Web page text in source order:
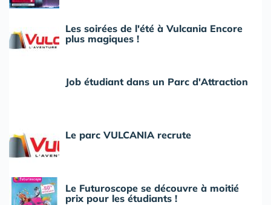
Les soirées de l'été à Vulcania Encore
plus magiques !
Job étudiant dans un Parc d'Attraction
Le parc VULCANIA recrute
Le Futuroscope se découvre à moitié
prix pour les étudiants !